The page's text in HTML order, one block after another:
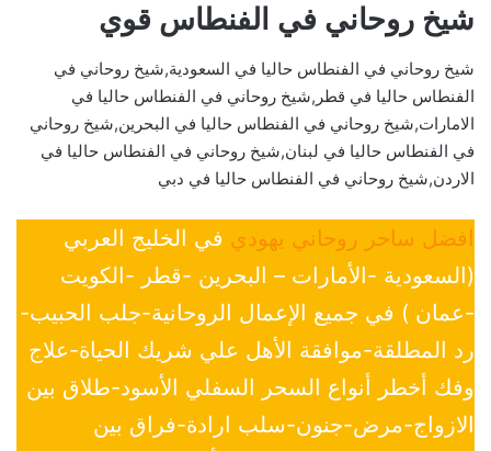
شيخ روحاني في الفنطاس قوي
شيخ روحاني في الفنطاس حاليا في السعودية,شيخ روحاني في
الفنطاس حاليا في قطر,شيخ روحاني في الفنطاس حاليا في
الامارات,شيخ روحاني في الفنطاس حاليا في البحرين,شيخ روحاني
في الفنطاس حاليا في لبنان,شيخ روحاني في الفنطاس حاليا في
الاردن,شيخ روحاني في الفنطاس حاليا في دبي
افضل ساحر روحاني يهودي في الخليج العربي
(السعودية -الأمارات – البحرين -قطر -الكويت
-عمان ) في جميع الإعمال الروحانية-جلب الحبيب-
رد المطلقة-موافقة الأهل علي شريك الحياة-علاج
وفك أخطر أنواع السحر السفلي الأسود-طلاق بين
الازواج-مرض-جنون-سلب ارادة-فراق بين